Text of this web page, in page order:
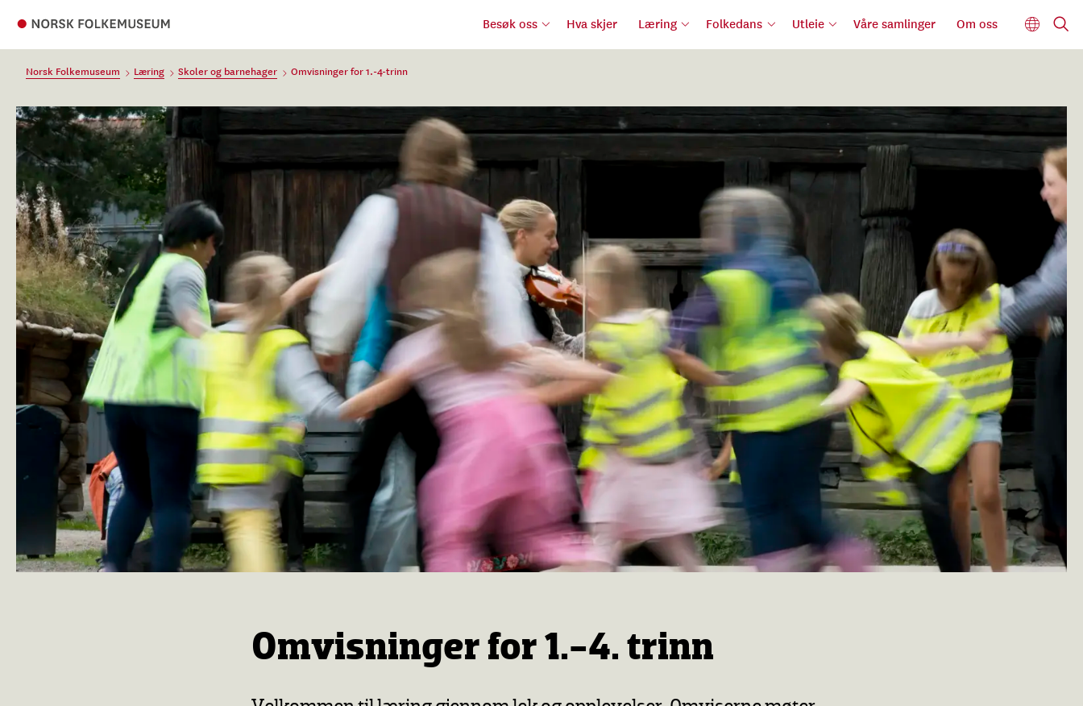
Besøk oss Hva skjer Læring Folkedans Utleie Våre samlinger Om oss
Norsk Folkemuseum Læring Skoler og barnehager Omvisninger for 1.-4-trinn
Omvisninger for 1.-4. trinn